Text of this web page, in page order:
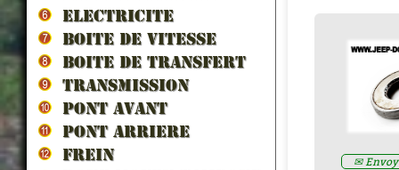
ELECTRICITE
BOITE DE VITESSE
BOITE DE TRANSFERT
TRANSMISSION
PONT AVANT
PONT ARRIERE
FREIN
✉